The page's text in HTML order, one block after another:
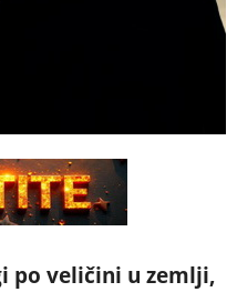
po veličini u zemlji,